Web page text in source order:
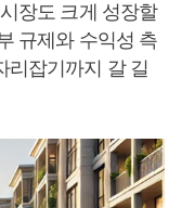
장도 크게 성장할
규제와 수익성 측
리잡기까지 갈 길